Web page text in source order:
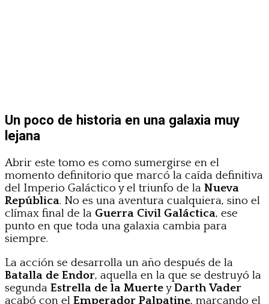
Un poco de historia en una galaxia muy
lejana
Abrir este tomo es como sumergirse en el
momento definitorio que marcó la caída definitiva
del Imperio Galáctico y el triunfo de la Nueva
República. No es una aventura cualquiera, sino el
clímax final de la Guerra Civil Galáctica, ese
punto en que toda una galaxia cambia para
siempre.
La acción se desarrolla un año después de la
Batalla de Endor, aquella en la que se destruyó la
segunda Estrella de la MuerteyDarth Vader
acabó con el Emperador Palpatine, marcando el